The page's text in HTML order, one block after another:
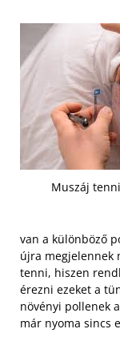
Muszáj
van a különböző
újra megjelennek
tenni, hiszen
érezni ezeket a
növényi pollenek
már nyoma sincs